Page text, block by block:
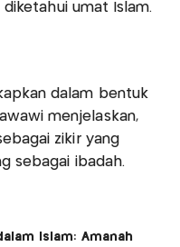
diketahui umat Islam.
dalam bentuk
menjelaskan,
zikir yang
sebagai ibadah.
Islam: Amanah